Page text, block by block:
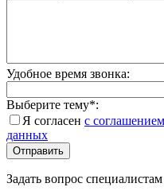
Удобное время звонка:
Выберите тему*:
Я согласен с
данных
Задать вопрос специалистам